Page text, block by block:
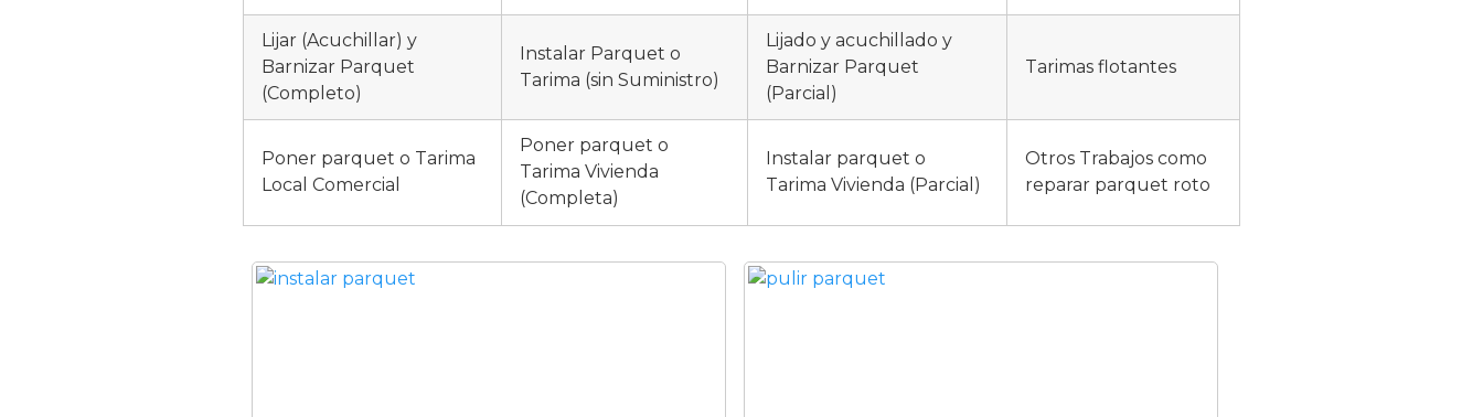
Lijar (Acuchillar) y
Barnizar Parquet
(Completo)
Instalar Parquet o
Tarima (sin Suministro)
Lijado y acuchillado y
Barnizar Parquet
(Parcial)
Tarimas flotantes
Poner parquet o Tarima
Local Comercial
Poner parquet o
Tarima Vivienda
(Completa)
Instalar parquet o
Tarima Vivienda (Parcial)
Otros Trabajos como
reparar parquet roto